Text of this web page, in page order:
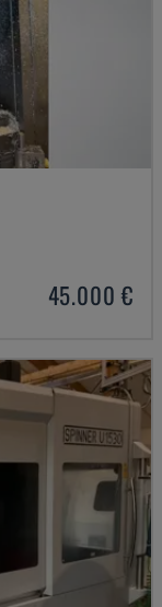
45.000 €